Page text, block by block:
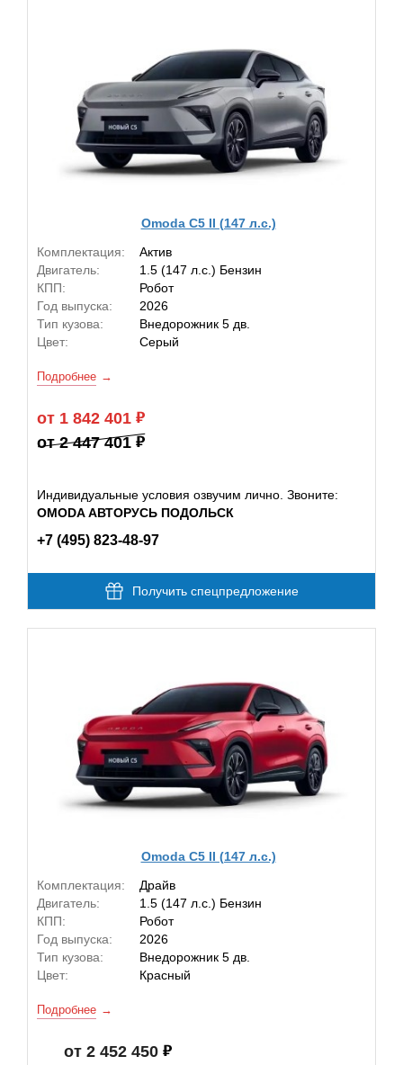
Omoda C5 II (147 л.с.)
Комплектация:
Актив
Двигатель:
1.5 (147 л.с.) Бензин
КПП:
Робот
Год выпуска:
2026
Тип кузова:
Внедорожник 5 дв.
Цвет:
Серый
Подробнее
от 1 842 401
от 2 447 401
Индивидуальные условия озвучим лично. Звоните:
OMODA АВТОРУСЬ ПОДОЛЬСК
+7 (495) 823-48-97
Получить спецпредложение
Omoda C5 II (147 л.с.)
Комплектация:
Драйв
Двигатель:
1.5 (147 л.с.) Бензин
КПП:
Робот
Год выпуска:
2026
Тип кузова:
Внедорожник 5 дв.
Цвет:
Красный
Подробнее
от 2 452 450